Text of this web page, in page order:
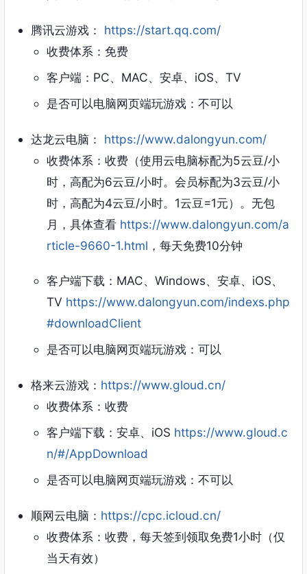
腾讯云游戏： https://start.qq.com/
收费体系：免费
客户端：PC、MAC、安卓、iOS、TV
是否可以电脑网页端玩游戏：不可以
达龙云电脑： https://www.dalongyun.com/
收费体系：收费（使用云电脑标配为5云豆/小
时，高配为6云豆/小时。会员标配为3云豆/小
时，高配为4云豆/小时。1云豆=1元）。无包
月，具体查看 https://www.dalongyun.com/a
rticle-9660-1.html ，每天免费10分钟
客户端下载：MAC、Windows、安卓、iOS、
TV https://www.dalongyun.com/indexs.php
#downloadClient
是否可以电脑网页端玩游戏：可以
格来云游戏： https://www.gloud.cn/
收费体系：收费
客户端下载：安卓、iOS https://www.gloud.c
n/#/AppDownload
是否可以电脑网页端玩游戏：不可以
顺网云电脑： https://cpc.icloud.cn/
收费体系：收费，每天签到领取免费1小时（仅
当天有效）